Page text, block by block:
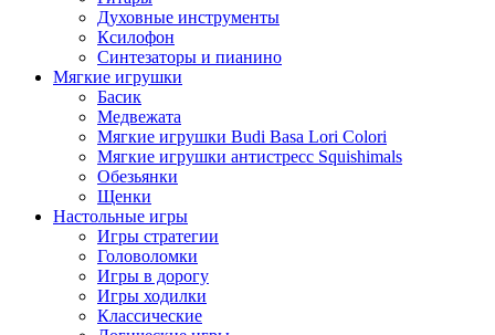
Духовные инструменты
Ксилофон
Синтезаторы и пианино
Мягкие игрушки
Басик
Медвежата
Мягкие игрушки Budi Basa Lori Colori
Мягкие игрушки антистресс Squishimals
Обезьянки
Щенки
Настольные игры
Игры стратегии
Головоломки
Игры в дорогу
Игры ходилки
Классические